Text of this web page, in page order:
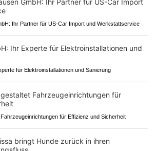
Ihr Partner für US-Car Import und Werkstattservice
für Elektroinstallationen und Sanierung
für Effizienz und Sicherheit